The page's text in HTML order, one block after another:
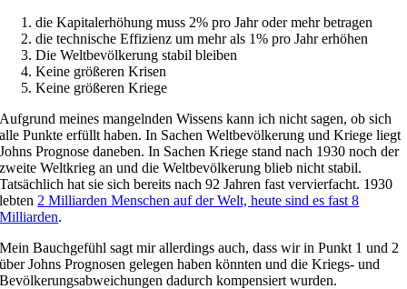
die Kapitalerhöhung muss 2% pro Jahr oder mehr betragen
die technische Effizienz um mehr als 1% pro Jahr erhöhen
Die Weltbevölkerung stabil bleiben
Keine größeren Krisen
Keine größeren Kriege
Aufgrund meines mangelnden Wissens kann ich nicht sagen, ob sich
alle Punkte erfüllt haben. In Sachen Weltbevölkerung und Kriege liegt
Johns Prognose daneben. In Sachen Kriege stand nach 1930 noch der
zweite Weltkrieg an und die Weltbevölkerung blieb nicht stabil.
Tatsächlich hat sie sich bereits nach 92 Jahren fast vervierfacht. 1930
lebten 2 Milliarden Menschen auf der Welt, heute sind es fast 8
Milliarden.
Mein Bauchgefühl sagt mir allerdings auch, dass wir in Punkt 1 und 2
über Johns Prognosen gelegen haben könnten und die Kriegs- und
Bevölkerungsabweichungen dadurch kompensiert wurden.